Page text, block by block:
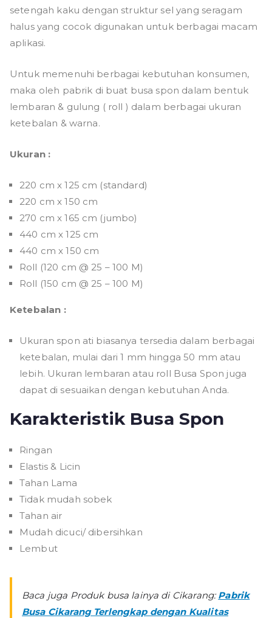
setengah kaku dengan struktur sel yang seragam
halus yang cocok digunakan untuk berbagai macam
aplikasi.
Untuk memenuhi berbagai kebutuhan konsumen,
maka oleh pabrik di buat busa spon dalam bentuk
lembaran & gulung ( roll ) dalam berbagai ukuran
ketebalan & warna.
Ukuran :
220 cm x 125 cm (standard)
220 cm x 150 cm
270 cm x 165 cm (jumbo)
440 cm x 125 cm
440 cm x 150 cm
Roll (120 cm @ 25 – 100 M)
Roll (150 cm @ 25 – 100 M)
Ketebalan :
Ukuran spon ati biasanya tersedia dalam berbagai
ketebalan, mulai dari 1 mm hingga 50 mm atau
lebih. Ukuran lembaran atau roll Busa Spon juga
dapat di sesuaikan dengan kebutuhan Anda.
Karakteristik Busa Spon
Ringan
Elastis & Licin
Tahan Lama
Tidak mudah sobek
Tahan air
Mudah dicuci/ dibersihkan
Lembut
Baca juga Produk busa lainya di Cikarang:Pabrik
Busa Cikarang Terlengkap dengan Kualitas